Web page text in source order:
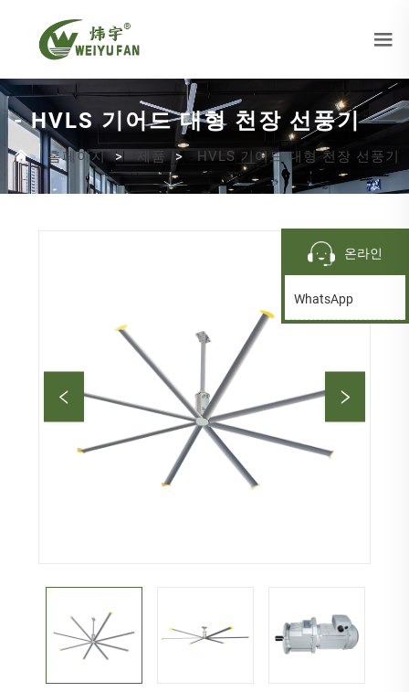
- HVLS 기어드 대형 천장 선풍기
홈페이지 > 제품 > HVLS 기어드 대형 천장 선풍기
온라인
WhatsApp